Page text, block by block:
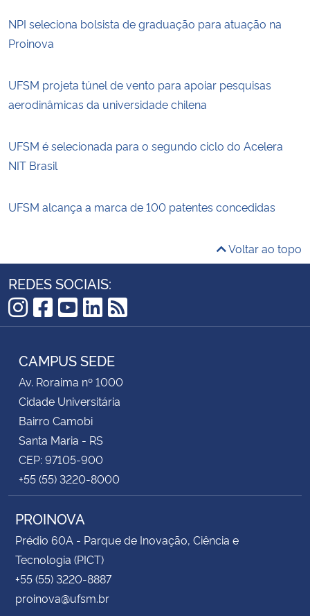
NPI seleciona bolsista de graduação para atuação na
Proinova
UFSM projeta túnel de vento para apoiar pesquisas
aerodinâmicas da universidade chilena
UFSM é selecionada para o segundo ciclo do Acelera
NIT Brasil
UFSM alcança a marca de 100 patentes concedidas
Voltar ao topo
REDES SOCIAIS:
Instagram
Facebook
YouTube
LinkedIn
RSS
CAMPUS SEDE
Av. Roraima nº 1000
Cidade Universitária
Bairro Camobi
Santa Maria - RS
CEP: 97105-900
+55 (55) 3220-8000
PROINOVA
Prédio 60A - Parque de Inovação, Ciência e
Tecnologia (PICT)
+55 (55) 3220-8887
proinova@ufsm.br